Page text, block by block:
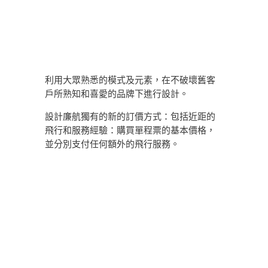
利用大眾熟悉的模式及元素，在不破壞舊客
戶所熟知和喜愛的品牌下進行設計。
設計廉航獨有的新的訂價方式：包括近距的
飛行和服務經驗：購買單程票的基本價格，
並分別支付任何額外的飛行服務。